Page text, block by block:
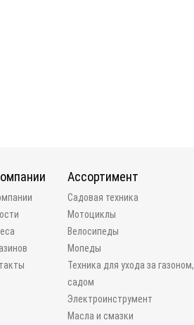
Ассортимент
Садовая техника
Мотоциклы
Велосипеды
Мопеды
Техника для ухода за газоном,
садом
Электроинструмент
Масла и смазки